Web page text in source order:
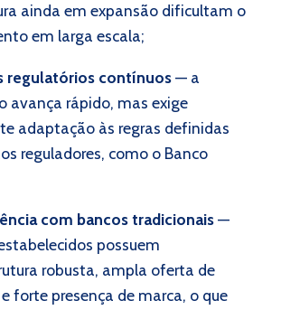
ainda em expansão dificultam o
em larga escala;
regulatórios contínuos— a
avança rápido, mas exige
adaptação às regras definidas
reguladores, como o Banco
com bancos tradicionais—
possuem
robusta, ampla oferta de
forte presença de marca, o que